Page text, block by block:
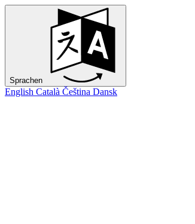
Sprachen
English Català Čeština Dansk